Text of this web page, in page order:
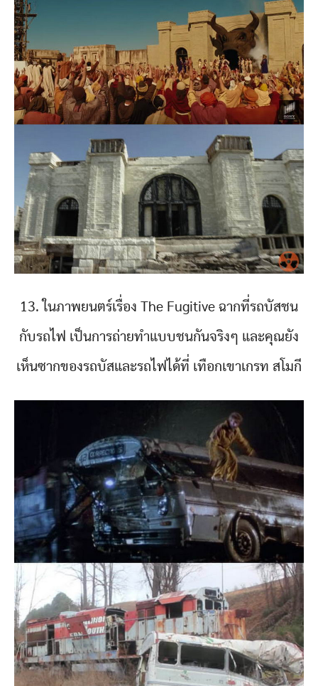
13. ในภาพยนตร์เรื่อง The Fugitive ฉากที่รถบัสชน
กับรถไฟ เป็นการถ่ายทำแบบชนกันจริงๆ และคุณยัง
เห็นซากของรถบัสและรถไฟได้ที่ เทือกเขาเกรท สโมกี